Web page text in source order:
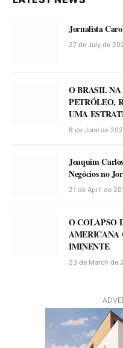
Jornalista
27 de July de
O BRASIL
PETRÓLEO,
UMA
8 de June de
Joaquim
Negócios no
21 de April de
O COLAPSO
AMERICANA
IMINENTE
23 de March de